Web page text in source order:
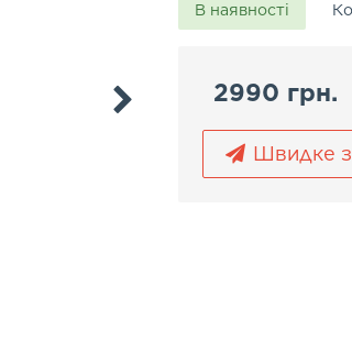
В наявності
2990 грн.
Швидке